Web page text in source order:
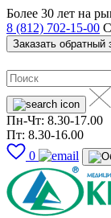
Более 30 лет на
8 (812) 702-15-00
Заказать обратный
Пн-Чт: 8.30-17.00
Пт: 8.30-16.00
0